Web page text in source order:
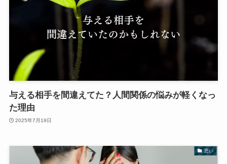
与える相手を間違えてた？人間関係の悩みが軽くなっ
た理由
2025年7月19日
思い